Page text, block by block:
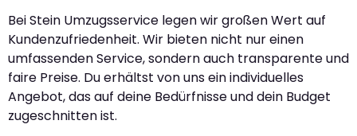
Bei Stein Umzugsservice legen wir großen Wert auf
Kundenzufriedenheit. Wir bieten nicht nur einen
umfassenden Service, sondern auch transparente und
faire Preise. Du erhältst von uns ein individuelles
Angebot, das auf deine Bedürfnisse und dein Budget
zugeschnitten ist.